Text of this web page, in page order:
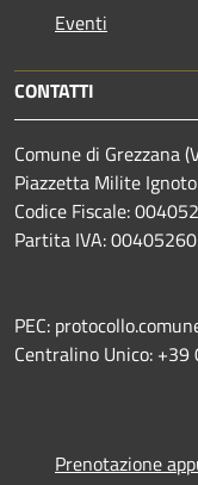
Eventi
CONTATTI
Comune di Grezzana
Piazzetta Milite
Codice Fiscale:
Partita IVA:
PEC:
Centralino Unico:
Prenotazione